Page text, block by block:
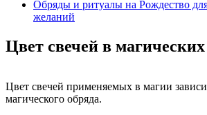
Обряды и ритуалы на Рождество
желаний
Цвет свечей в
Цвет свечей применяемых в магии
магического обряда.